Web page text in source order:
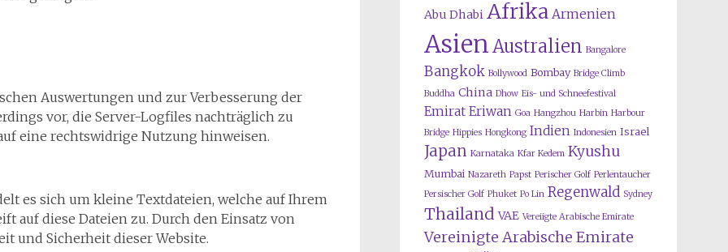
Auswertungen und zur Verbesserung der
vor, die Server-Logfiles nachträglich zu
eine rechtswidrige Nutzung hinweisen.
es sich um kleine Textdateien, welche auf Ihrem
auf diese Dateien zu. Durch den Einsatz von
und Sicherheit dieser Website.
Abu Dhabi Afrika Armenien
AsienAustralien Bangalore
Bangkok Bollywood Bombay Bridge Climb
Buddha China Dhow Eis- und Schneefestival
Emirat Eriwan Goa Hangzhou Harbin Harbour
Bridge Hippies Hongkong Indien Indonesien Israel
Japan Karnataka Kfar Kedem Kyushu
Mumbai Nazareth Papst Perischer Golf Perlentaucher
Persischer Golf Phuket Po Lin Regenwald Sydney
Thailand VAE Vereiigte Arabische Emirate
Vereinigte Arabische Emirate